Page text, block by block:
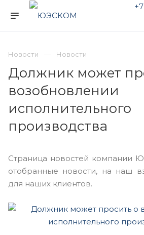
Новости Новости
Должник может
возобновлении
исполнительного
производства
Страница новостей компании
отобранные новости, на наш
для наших клиентов.